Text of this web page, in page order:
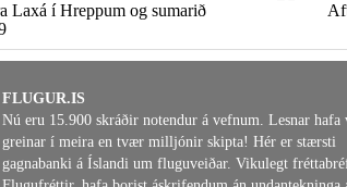
Laxá í Hreppum og sumarið
FLUGUR.IS
Nú eru 15.900 skráðir notendur á vefnum. Lesnar hafa
greinar í meira en tvær milljónir skipta! Hér er stærsti
gagnabanki á Íslandi um fluguveiðar. Vikulegt